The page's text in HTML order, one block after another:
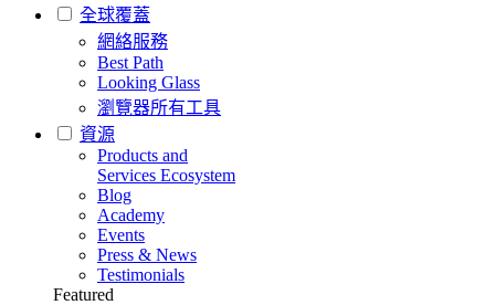
全球覆蓋
網絡服務
Best Path
Looking Glass
瀏覽器所有工具
資源
Products and
Services Ecosystem
Blog
Academy
Events
Press & News
Testimonials
Featured